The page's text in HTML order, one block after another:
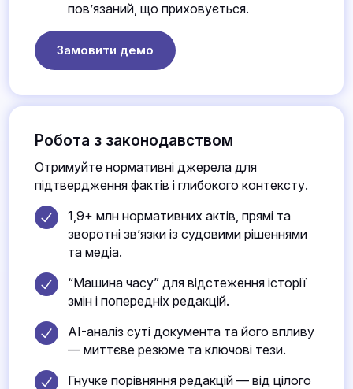
пов’язаний, що приховується.
Замовити демо
Робота з законодавством
Отримуйте нормативні джерела для
підтвердження фактів і глибокого контексту.
1,9+ млн нормативних актів, прямі та
зворотні зв’язки із судовими рішеннями
та медіа.
“Машина часу” для відстеження історії
змін і попередніх редакцій.
AI-аналіз суті документа та його впливу
— миттєве резюме та ключові тези.
Гнучке порівняння редакцій — від цілого